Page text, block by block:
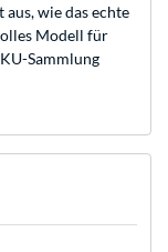
wie das echte
Modell für
Sammlung